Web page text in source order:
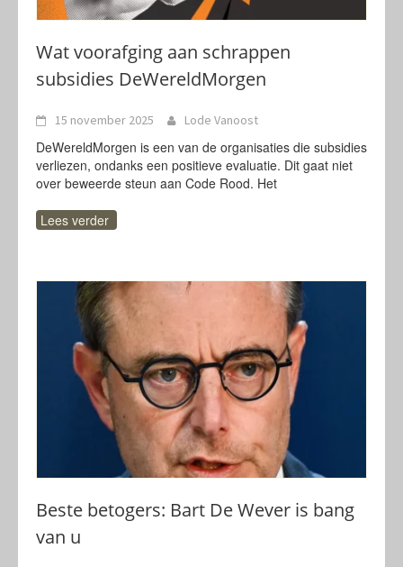
Wat voorafging aan schrappen
subsidies DeWereldMorgen
15 november 2025 Lode Vanoost
DeWereldMorgen is een van de organisaties die subsidies
verliezen, ondanks een positieve evaluatie. Dit gaat niet
over beweerde steun aan Code Rood. Het
Lees verder
Beste betogers: Bart De Wever is bang
van u